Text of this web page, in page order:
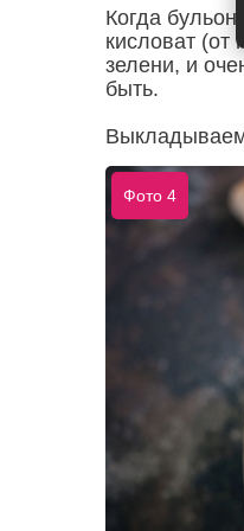
Когда бульон
кисловат (от
зелени, и
быть.
Фото 4